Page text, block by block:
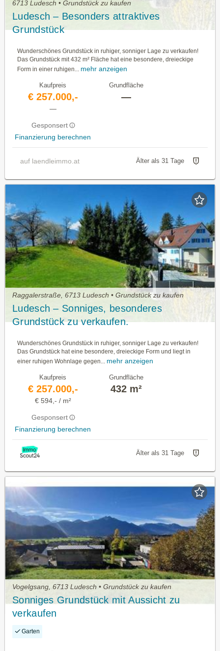
6713 Ludesch • Grundstück zu kaufen
Ludesch – Besonders attraktives
Grundstück
Wunderschönes Grundstück in ruhiger, sonniger Lage zu verkaufen!
Das Grundstück mit 432 m² Fläche hat eine besondere, dreieckige
Form in einer ruhigen... mehr anzeigen
Kaufpreis
€ 257.000,-
—
Gesponsert
Finanzierung berechnen
Grundfläche
—
auf laendleimmo.at Älter als 31 Tage
Raggalerstraße, 6713 Ludesch • Grundstück zu kaufen
Ludesch – Sonniges, besonderes
Grundstück zu verkaufen.
Wunderschönes Grundstück in ruhiger, sonniger Lage zu verkaufen!
Das Grundstück hat eine besondere, dreieckige Form und liegt in
einer ruhigen Wohnlage gegen...
mehr anzeigen
Kaufpreis
€ 257.000,-
€ 594,- / m²
Gesponsert
Finanzierung berechnen
Grundfläche
432 m²
Älter als 31 Tage
Vogelgsang, 6713 Ludesch • Grundstück zu kaufen
Sonniges Grundstück mit Aussicht zu
verkaufen
Garten